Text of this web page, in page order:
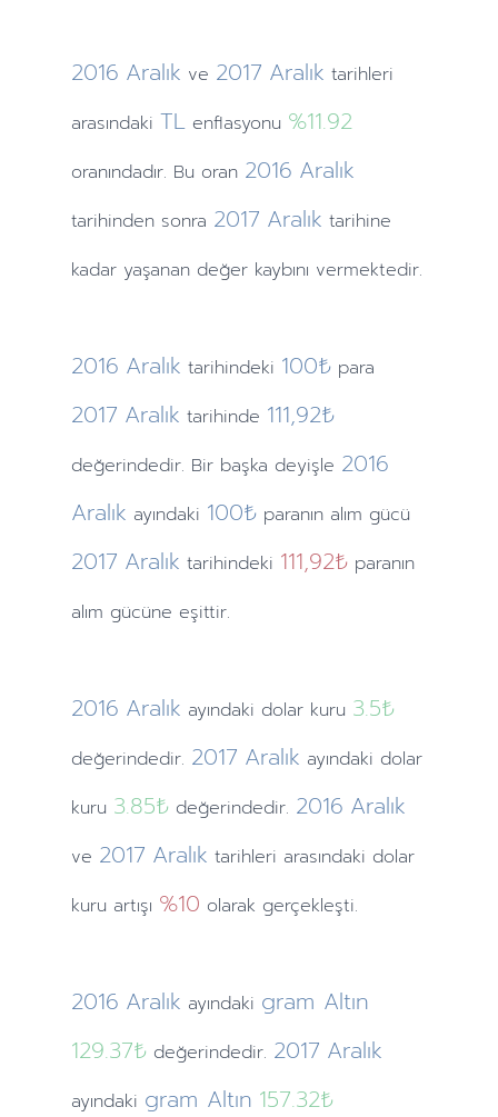
2016 Aralık ve 2017 Aralık tarihleri
arasındaki TLenflasyonu %11.92
oranındadır. Bu oran 2016 Aralık
tarihindensonra 2017 Aralık tarihine
kadar yaşanan değer kaybını vermektedir.
2016 Aralık tarihindeki 100₺ para
2017 Aralık tarihinde 111,92₺
değerindedir. Bir başka deyişle 2016
Aralık ayındaki 100₺ paranın alım gücü
2017 Aralık tarihindeki 111,92₺ paranın
alım gücüne eşittir.
2016 Aralık ayındaki dolar kuru 3.5₺
değerindedir. 2017 Aralık ayındaki dolar
kuru 3.85₺değerindedir. 2016 Aralık
ve 2017 Aralık tarihleri arasındaki dolar
kuru artışı %10 olarak gerçekleşti.
2016 Aralık ayındaki gram Altın
129.37₺değerindedir. 2017 Aralık
ayındaki gram Altın 157.32₺